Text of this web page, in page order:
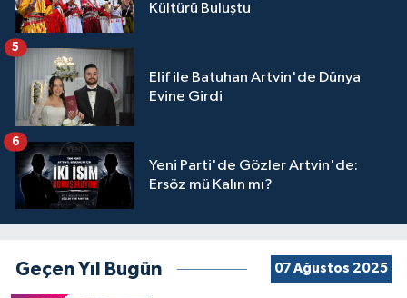
Kültürü Buluştu
Elif ile Batuhan Artvin'de Dünya
Evine Girdi
5
Yeni Parti'de Gözler Artvin'de:
Ersöz mü Kalın mı?
6
Geçen Yıl Bugün 07 Ağustos 2025